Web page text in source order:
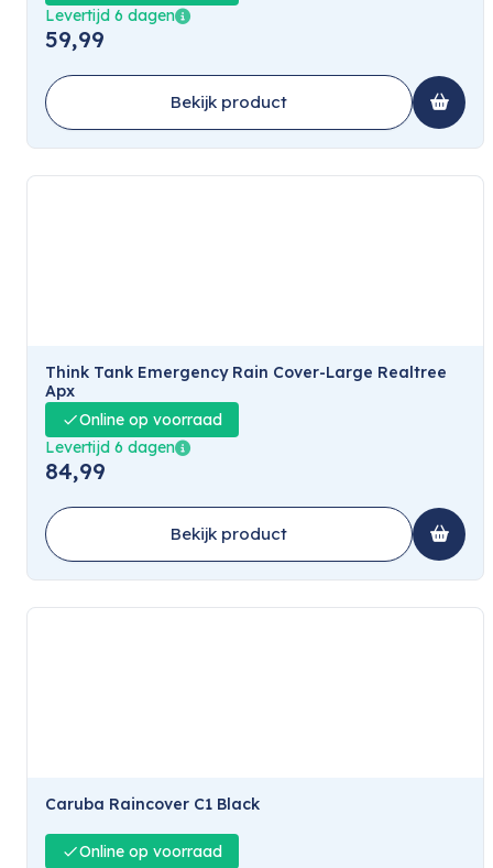
Levertijd 6 dagen
59,99
Bekijk product
Think Tank Emergency Rain Cover-Large Realtree
Apx
Online op voorraad
Levertijd 6 dagen
84,99
Bekijk product
Caruba Raincover C1 Black
Online op voorraad